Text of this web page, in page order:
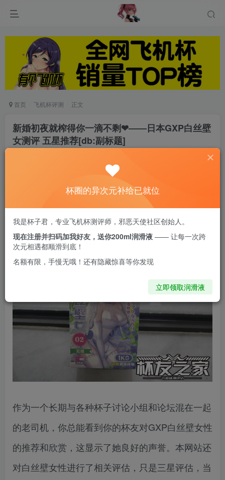
首页 飞机杯评测 正文
新婚初夜就榨得你一滴不剩❤——日本GXP白丝壁
女测评 五星推荐[db:副标题]
大家好，我是阿鉴，今天评价GXP旗舰款，兄弟们
期待已久的白丝壁女二代。
作为一个长期与各种杯子讨论小组和论坛混在一起
的老司机，你总能看到你的杯友对GXP白丝壁女性
的推荐和欣赏，这显示了她良好的声誉。本网站还
对白丝壁女性进行了相关评估，只是三星评估，当
杯圈的异次元补给已就位
我是杯子君，专业飞机杯测评师，邪恶天使社区创始人。
现在注册并扫码加我好友，送你200ml润滑液 —— 让每一次跨
次元相遇都顺滑到底！
名额有限，手慢无哦！还有隐藏惊喜等你发现
立即领取润滑液